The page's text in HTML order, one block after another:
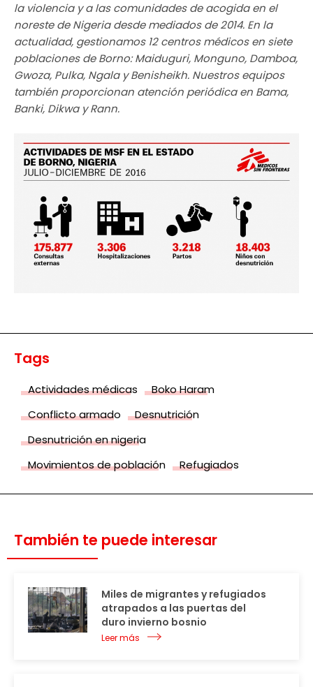
la violencia y a las comunidades de acogida en el
noreste de Nigeria desde mediados de 2014. En la
actualidad, gestionamos 12 centros médicos en siete
poblaciones de Borno: Maiduguri, Monguno, Damboa,
Gwoza, Pulka, Ngala y Benisheikh. Nuestros equipos
también proporcionan atención periódica en Bama,
Banki, Dikwa y Rann.
Tags
Actividades médicas
Boko Haram
Conflicto armado
Desnutrición
Desnutrición en nigeria
Movimientos de población
Refugiados
También te puede interesar
Miles de migrantes y refugiados
atrapados a las puertas del
duro invierno bosnio
Leer más